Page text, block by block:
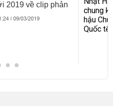
2019 về clip phản
sắc?
| 09/03/2019